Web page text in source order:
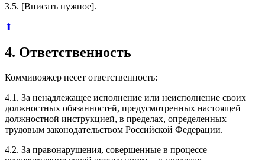
3.5. [Вписать нужное].
⬆
4. Ответственность
Коммивояжер несет ответственность:
4.1. За ненадлежащее исполнение или неисполнение своих
должностных обязанностей, предусмотренных настоящей
должностной инструкцией, в пределах, определенных
трудовым законодательством Российской Федерации.
4.2. За правонарушения, совершенные в процессе